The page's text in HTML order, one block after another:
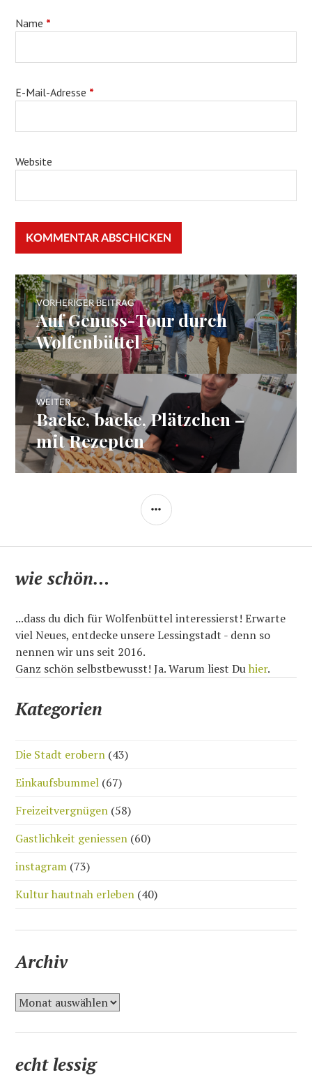
Name *
E-Mail-Adresse *
Website
Beitragsnavigation
VORHERIGER BEITRAG
Vorheriger
Beitrag:
Auf Genuss-Tour durch
Wolfenbüttel
WEITER
Nächster
Beitrag:
Backe, backe, Plätzchen –
mit Rezepten
SEITENLEISTE
wie schön…
...dass du dich für Wolfenbüttel interessierst! Erwarte
viel Neues, entdecke unsere Lessingstadt - denn so
nennen wir uns seit 2016.
Ganz schön selbstbewusst! Ja. Warum liest Duhier.
Kategorien
Die Stadt erobern (43)
Einkaufsbummel (67)
Freizeitvergnügen (58)
Gastlichkeit geniessen (60)
instagram (73)
Kultur hautnah erleben (40)
Archiv
A
c
iecht lessig